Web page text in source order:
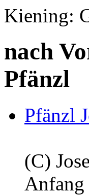
Kiening:
nach
Pfänzl
Pfänzl
(C)
Anfang